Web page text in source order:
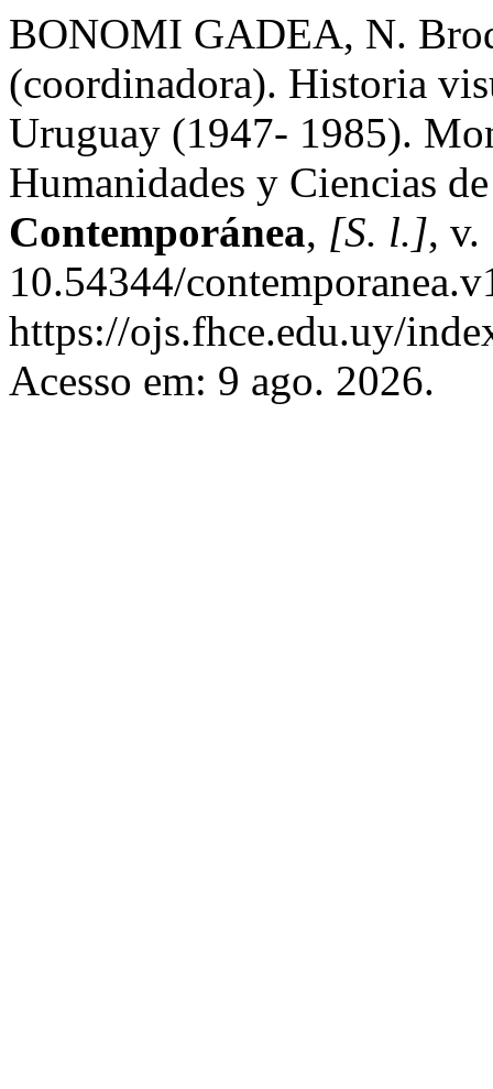
BONOMI GADEA, N.
(coordinadora). Historia
Uruguay (1947- 1985).
Humanidades y Ciencias
Contemporánea, [S. l.],
10.54344/
https://ojs.fhce.edu.uy/
Acesso em: 9 ago. 2026.